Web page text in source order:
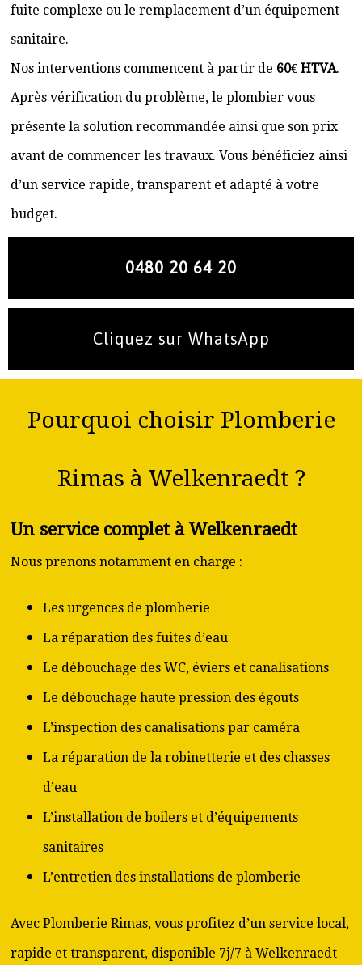
fuite complexe ou le remplacement d’un équipement
sanitaire.
Nos interventions commencent à partir de 60€ HTVA.
Après vérification du problème, le plombier vous
présente la solution recommandée ainsi que son prix
avant de commencer les travaux. Vous bénéficiez ainsi
d’un service rapide, transparent et adapté à votre
budget.
0480 20 64 20
Cliquez sur WhatsApp
Pourquoi choisir Plomberie
Rimas à Welkenraedt ?
Un service complet à Welkenraedt
Nous prenons notamment en charge :
Les urgences de plomberie
La réparation des fuites d’eau
Le débouchage des WC, éviers et canalisations
Le débouchage haute pression des égouts
L’inspection des canalisations par caméra
La réparation de la robinetterie et des chasses
d’eau
L’installation de boilers et d’équipements
sanitaires
L’entretien des installations de plomberie
Avec Plomberie Rimas, vous profitez d’un service local,
rapide et transparent, disponible 7j/7 à Welkenraedt